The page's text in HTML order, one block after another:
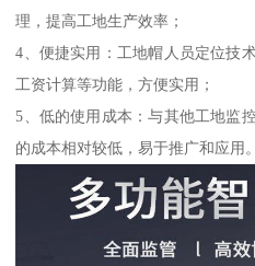
理，提高工地生产效率；
4、便捷实用：工地帽人员定位技
工资计算等功能，方便实用；
5、低的使用成本：与其他工地监
的成本相对较低，易于推广和应用。